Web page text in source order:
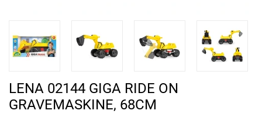
LENA 02144 GIGA RIDE ON
GRAVEMASKINE, 68CM